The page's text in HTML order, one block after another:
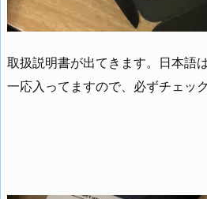
取扱説明書が出てきます。日本語
一応入ってますので、必ずチェッ